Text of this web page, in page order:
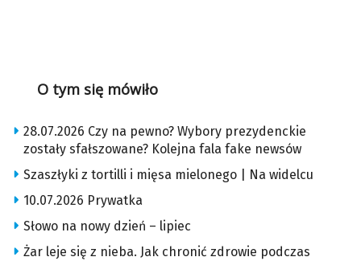
O tym się mówiło
28.07.2026 Czy na pewno? Wybory prezydenckie
zostały sfałszowane? Kolejna fala fake newsów
Szaszłyki z tortilli i mięsa mielonego | Na widelcu
10.07.2026 Prywatka
Słowo na nowy dzień – lipiec
Żar leje się z nieba. Jak chronić zdrowie podczas